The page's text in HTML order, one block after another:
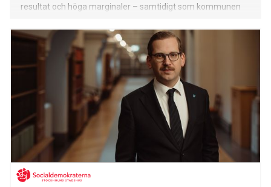
resultat och höga marginaler – samtidigt som kommunen
reagerar skarpt och menar att pengarna i stället borde gå
tillbaka till hyresgästerna.